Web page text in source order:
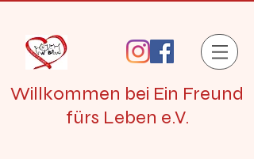
Willkommen bei Ein Freund
fürs Leben e.V.